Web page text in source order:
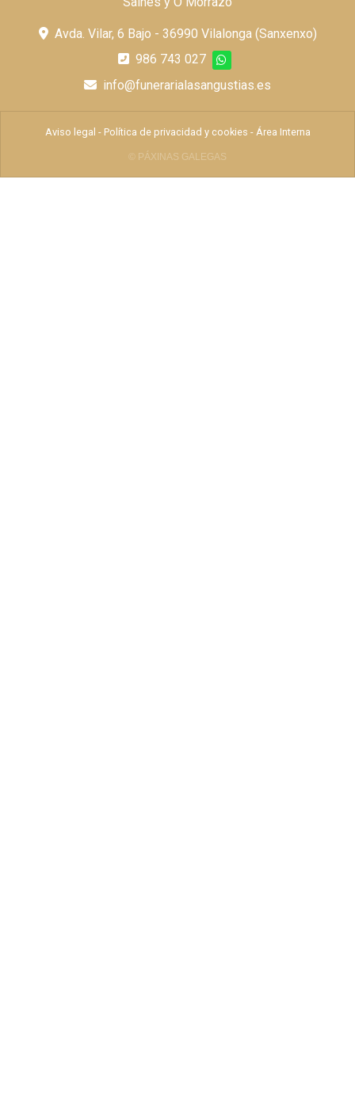
Avda. Vilar, 6 Bajo - 36990 Vilalonga (Sanxenxo)
986 743 027
info@funerarialasangustias.es
Aviso legal - Política de privacidad y cookies - Área Interna
© PÁXINAS GALEGAS